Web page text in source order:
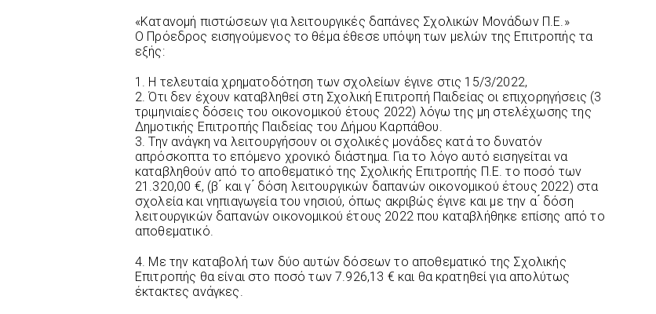
«Κατανομή πιστώσεων για λειτουργικές δαπάνες Σχολικών Μονάδων Π.Ε.»
Ο Πρόεδρος εισηγούμενος το θέμα έθεσε υπόψη των μελών της Επιτροπής τα
εξής:
1. Η τελευταία χρηματοδότηση των σχολείων έγινε στις 15/3/2022,
2. Ότι δεν έχουν καταβληθεί στη Σχολική Επιτροπή Παιδείας οι επιχορηγήσεις (3
τριμηνιαίες δόσεις του οικονομικού έτους 2022) λόγω της μη στελέχωσης της
Δημοτικής Επιτροπής Παιδείας του Δήμου Καρπάθου.
3. Την ανάγκη να λειτουργήσουν οι σχολικές μονάδες κατά το δυνατόν
απρόσκοπτα το επόμενο χρονικό διάστημα. Για το λόγο αυτό εισηγείται να
καταβληθούν από το αποθεματικό της Σχολικής Επιτροπής Π.Ε. το ποσό των
21.320,00 €, (β ́ και γ ́ δόση λειτουργικών δαπανών οικονομικού έτους 2022) στα
σχολεία και νηπιαγωγεία του νησιού, όπως ακριβώς έγινε και με την α ́ δόση
λειτουργικών δαπανών οικονομικού έτους 2022 που καταβλήθηκε επίσης από το
αποθεματικό.
4. Με την καταβολή των δύο αυτών δόσεων το αποθεματικό της Σχολικής
Επιτροπής θα είναι στο ποσό των 7.926,13 € και θα κρατηθεί για απολύτως
έκτακτες ανάγκες.